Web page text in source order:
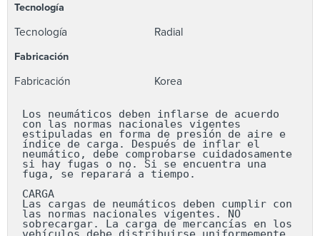
Tecnología
Tecnología Radial
Fabricación
Fabricación Korea
Los neumáticos deben inflarse de acuerdo
con las normas nacionales vigentes
estipuladas en forma de presión de aire e
índice de carga. Después de inflar el
neumático, debe comprobarse cuidadosamente
si hay fugas o no. Si se encuentra una
fuga, se reparará a tiempo.
CARGA
Las cargas de neumáticos deben cumplir con
las normas nacionales vigentes. NO
sobrecargar. La carga de mercancías en los
vehículos debe distribuirse uniformemente